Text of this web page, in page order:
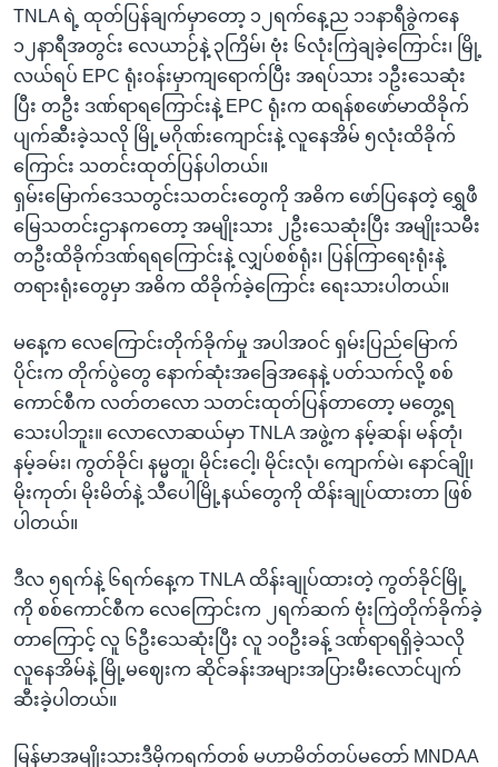
TNLA ရဲ့ ထုတ်ပြန်ချက်မှာတော့ ၁၂ရက်နေ့ည ၁၁နာရီခွဲကနေ
၁၂နာရီအတွင်း လေယာဉ်နဲ့ ၃ကြိမ်၊ ဗုံး ၆လုံးကြဲချခဲ့ကြောင်း၊ မြို့
လယ်ရပ် EPC ရုံးဝန်းမှာကျရောက်ပြီး အရပ်သား ၁ဦးသေဆုံး
ပြီး တဦး ဒဏ်ရာရကြောင်းနဲ့ EPC ရုံးက ထရန်စဖော်မာထိခိုက်
ပျက်ဆီးခဲ့သလို မြို့မဂိုဏ်းကျောင်းနဲ့ လူနေအိမ် ၅လုံးထိခိုက်
ကြောင်း သတင်းထုတ်ပြန်ပါတယ်။
ရှမ်းမြောက်ဒေသတွင်းသတင်းတွေကို အဓိက ဖော်ပြနေတဲ့ ရွှေဖီ
မြေသတင်းဌာနကတော့ အမျိုးသား ၂ဦးသေဆုံးပြီး အမျိုးသမီး
တဦးထိခိုက်ဒဏ်ရရကြောင်းနဲ့ လျှပ်စစ်ရုံး၊ ပြန်ကြာရေးရုံးနဲ့
တရားရုံးတွေမှာ အဓိက ထိခိုက်ခဲ့ကြောင်း ရေးသားပါတယ်။
မနေ့က လေကြောင်းတိုက်ခိုက်မှု အပါအဝင် ရှမ်းပြည်မြောက်
ပိုင်းက တိုက်ပွဲတွေ နောက်ဆုံးအခြေအနေနဲ့ ပတ်သက်လို့ စစ်
ကောင်စီက လတ်တလော သတင်းထုတ်ပြန်တာတော့ မတွေ့ရ
သေးပါဘူး။ လောလောဆယ်မှာ TNLA အဖွဲ့က နမ့်ဆန်၊ မန်တုံ၊
နမ့်ခမ်း၊ ကွတ်ခိုင်၊ နမ္မတူ၊ မိုင်းငေါ့၊ မိုင်းလုံ၊ ကျောက်မဲ၊ နောင်ချို၊
မိုးကုတ်၊ မိုးမိတ်နဲ့ သီပေါမြို့နယ်တွေကို ထိန်းချုပ်ထားတာ ဖြစ်
ပါတယ်။
ဒီလ ၅ရက်နဲ့ ၆ရက်နေ့က TNLA ထိန်းချုပ်ထားတဲ့ ကွတ်ခိုင်မြို့
ကို စစ်ကောင်စီက လေကြောင်းက ၂ရက်ဆက် ဗုံးကြဲတိုက်ခိုက်ခဲ့
တာကြောင့် လူ ၆ဦးသေဆုံးပြီး လူ ၁၀ဦးခန့် ဒဏ်ရာရရှိခဲ့သလို
လူနေအိမ်နဲ့ မြို့မဈေးက ဆိုင်ခန်းအများအပြားမီးလောင်ပျက်
ဆီးခဲ့ပါတယ်။
မြန်မာအမျိုးသားဒီမိုကရက်တစ် မဟာမိတ်တပ်မတော် MNDAA